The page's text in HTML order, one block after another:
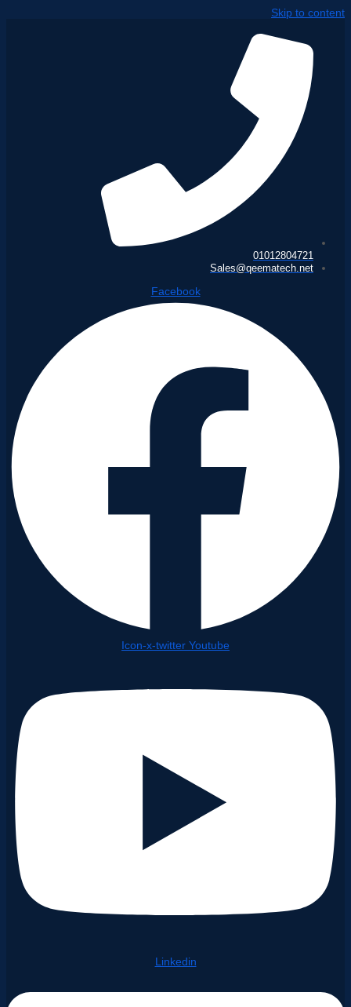
Skip to content
01012804721
Sales@qeematech.net
Facebook
Icon-x-twitter Youtube
Linkedin